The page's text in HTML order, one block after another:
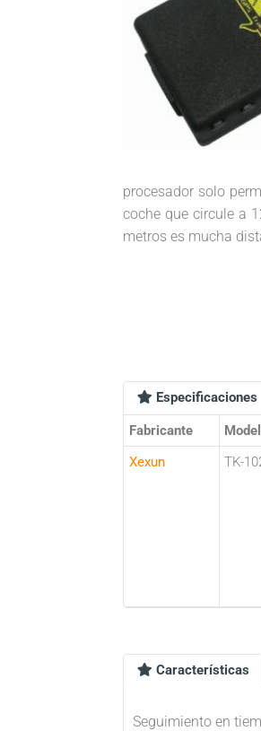
procesador solo
coche que circule a
metros es mucha
Especificaciones
Fabricante
Xexun
TK-
Características
Seguimiento en